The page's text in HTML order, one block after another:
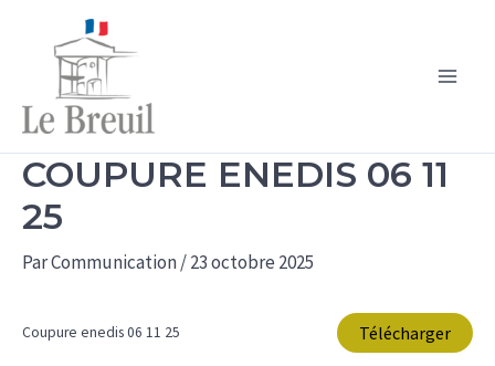
contenu
COUPURE ENEDIS 06 11
25
ParCommunication/23 octobre 2025
Coupure enedis 06 11 25 Télécharger